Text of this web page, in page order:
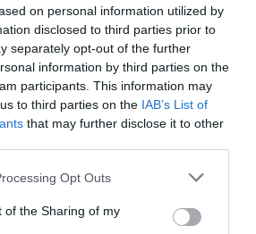
on personal information utilized by
disclosed to third parties prior to
separately opt-out of the further
information by third parties on the
participants. This information may
to third parties on the IAB’s List of
that may further disclose it to other
Opt Outs
of the Sharing of my